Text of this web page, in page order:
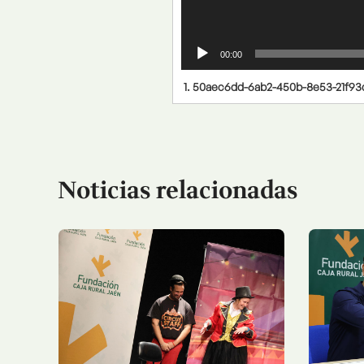
00:00
1. 50aec6dd-6ab2-450b-8e53-
Noticias relacionadas